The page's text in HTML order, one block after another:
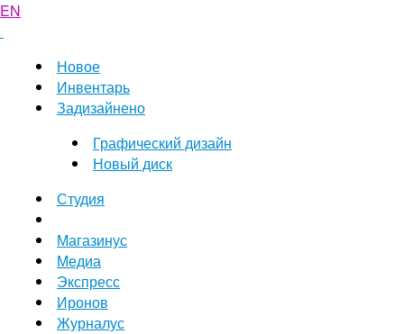
EN
Новое
Инвентарь
Задизайнено
Графический дизайн
Новый диск
Студия
Магазинус
Медиа
Экспресс
Иронов
Журналус